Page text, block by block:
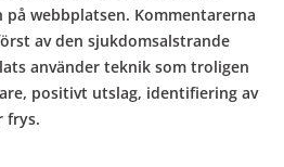
webbplatsen. Kommentarerna
av den sjukdomsalstrande
använder teknik som troligen
positivt utslag, identifiering av
frys.